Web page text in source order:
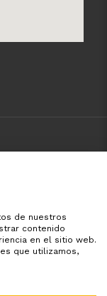
de simple
que
Nuestra
reservados
de nuestros
contenido
en el sitio web.
que utilizamos,